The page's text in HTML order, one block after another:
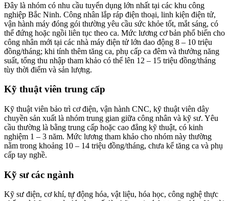
Đây là nhóm có nhu cầu tuyển dụng lớn nhất tại các khu công
nghiệp Bắc Ninh. Công nhân lắp ráp điện thoại, linh kiện điện tử,
vận hành máy đóng gói thường yêu cầu sức khỏe tốt, mắt sáng, có
thể đứng hoặc ngồi liên tục theo ca. Mức lương cơ bản phổ biến cho
công nhân mới tại các nhà máy điện tử lớn dao động 8 – 10 triệu
đồng/tháng; khi tính thêm tăng ca, phụ cấp ca đêm và thưởng năng
suất, tổng thu nhập tham khảo có thể lên 12 – 15 triệu đồng/tháng
tùy thời điểm và sản lượng.
Kỹ thuật viên trung cấp
Kỹ thuật viên bảo trì cơ điện, vận hành CNC, kỹ thuật viên dây
chuyền sản xuất là nhóm trung gian giữa công nhân và kỹ sư. Yêu
cầu thường là bằng trung cấp hoặc cao đẳng kỹ thuật, có kinh
nghiệm 1 – 3 năm. Mức lương tham khảo cho nhóm này thường
nằm trong khoảng 10 – 14 triệu đồng/tháng, chưa kể tăng ca và phụ
cấp tay nghề.
Kỹ sư các ngành
Kỹ sư điện, cơ khí, tự động hóa, vật liệu, hóa học, công nghệ thực